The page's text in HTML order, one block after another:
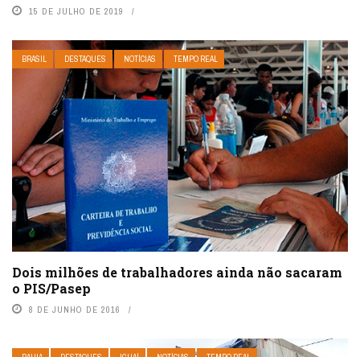
15 DE JULHO DE 2019
BRASIL DESTAQUES NOTÍCIAS TEMPO REAL
Dois milhões de trabalhadores ainda não sacaram
o PIS/Pasep
8 DE JUNHO DE 2016